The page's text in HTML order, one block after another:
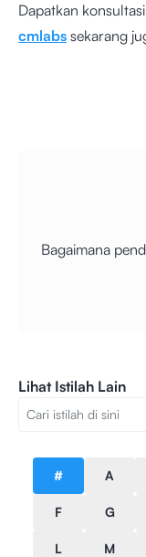
Dapatkan
cmlabs sekarang
Bagaimana
Lihat Istilah Lain
# A
F G
L M